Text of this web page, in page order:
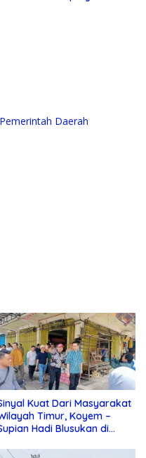
Daerah
Kuat Dari Masyarakat
Timur, Koyem –
Hadi Blusukan di